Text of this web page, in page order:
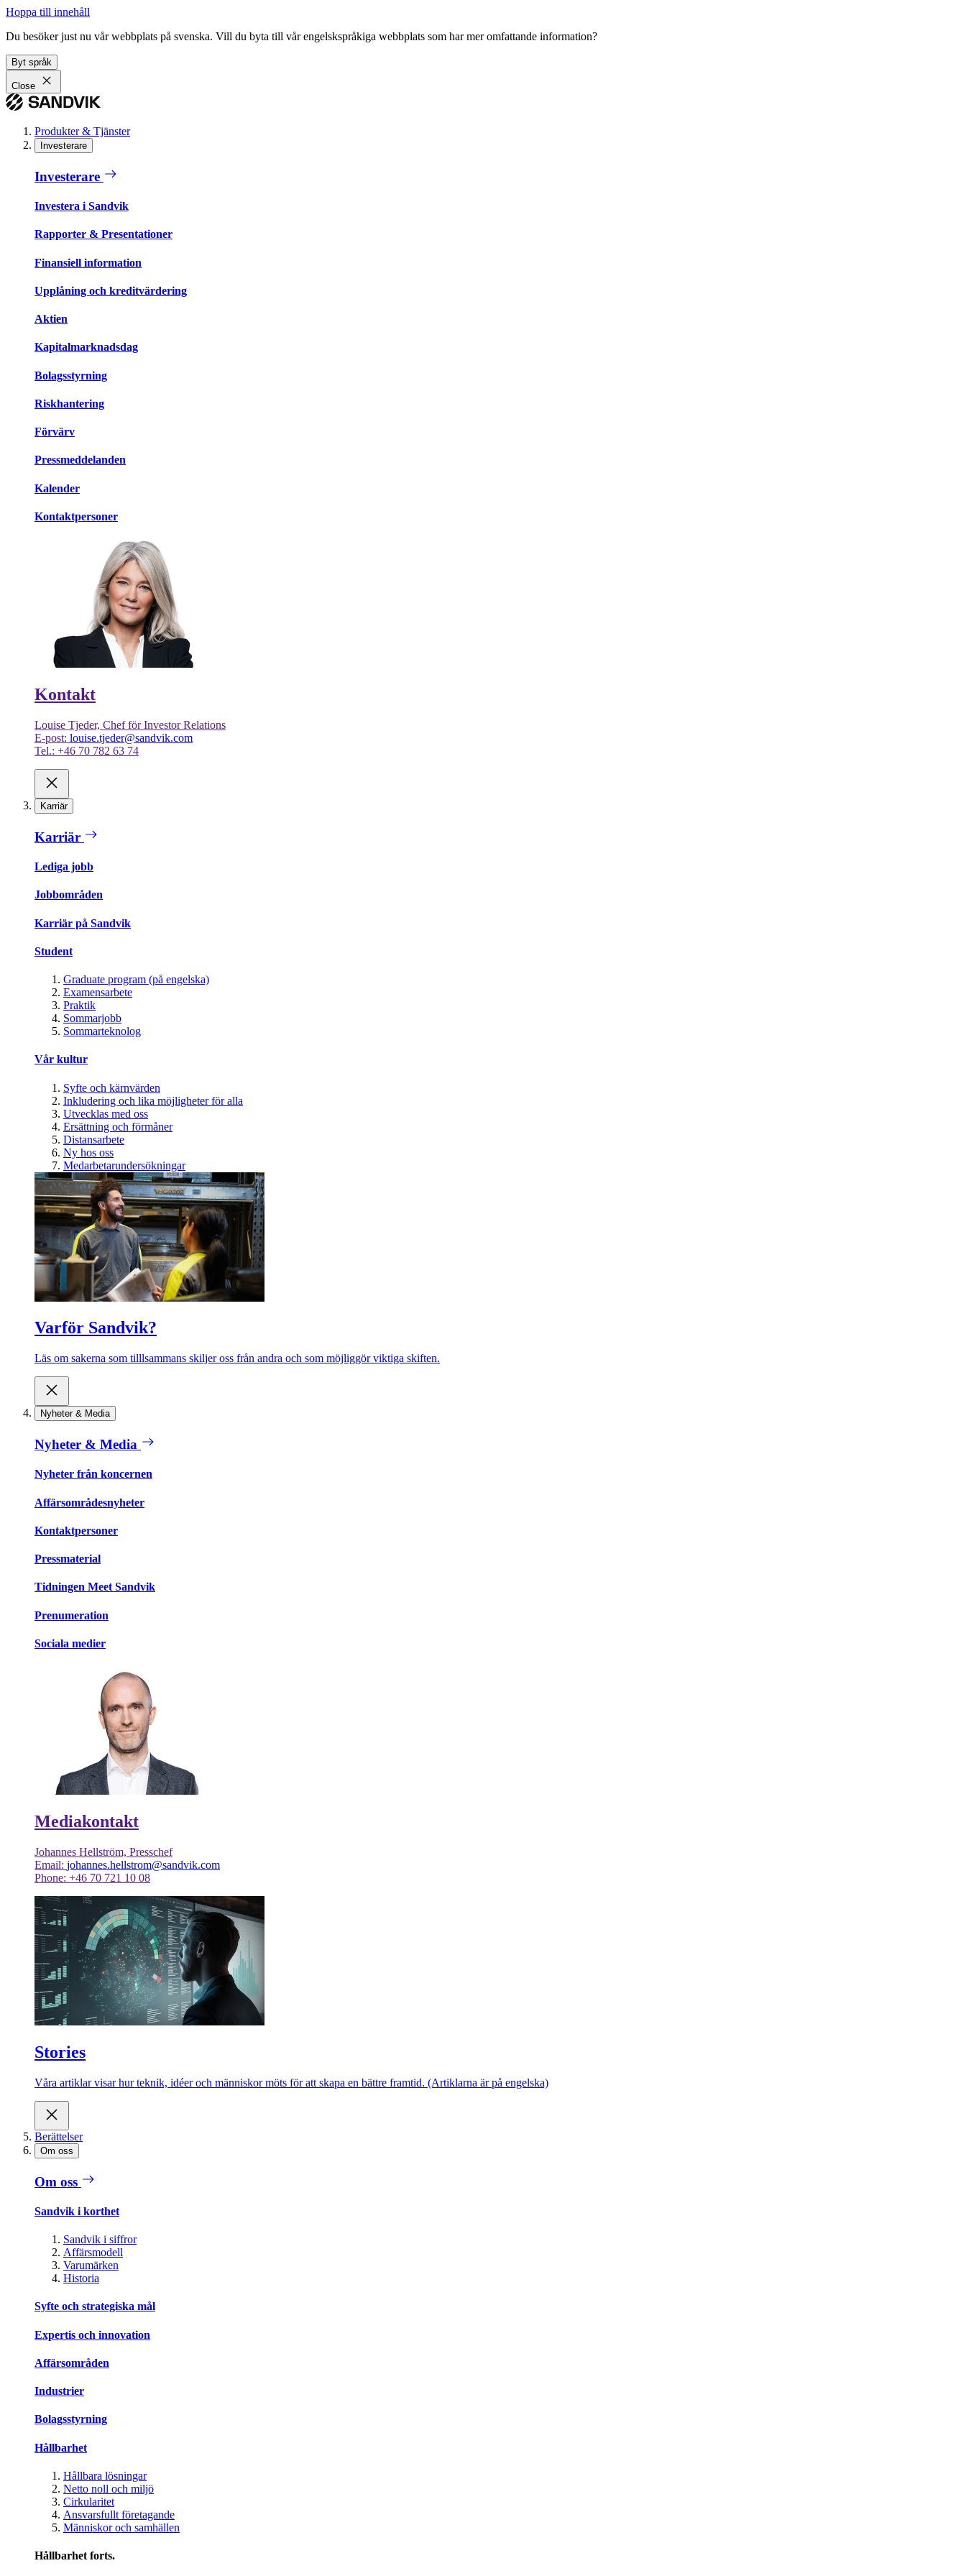
Hoppa till innehåll
Du besöker just nu vår webbplats på svenska. Vill du byta till vår engelskspråkiga webbplats som har mer omfattande information?
Byt språk
Close
Produkter & Tjänster
Investerare
Investerare
Investera i Sandvik
Rapporter & Presentationer
Finansiell information
Upplåning och kreditvärdering
Aktien
Kapitalmarknadsdag
Bolagsstyrning
Riskhantering
Förvärv
Pressmeddelanden
Kalender
Kontaktpersoner
Kontakt
Louise Tjeder, Chef för Investor Relations
E-post: louise.tjeder@sandvik.com
Tel.: +46 70 782 63 74
Karriär
Karriär
Lediga jobb
Jobbområden
Karriär på Sandvik
Student
Graduate program (på engelska)
Examensarbete
Praktik
Sommarjobb
Sommarteknolog
Vår kultur
Syfte och kärnvärden
Inkludering och lika möjligheter för alla
Utvecklas med oss
Ersättning och förmåner
Distansarbete
Ny hos oss
Medarbetarundersökningar
Varför Sandvik?
Läs om sakerna som tilllsammans skiljer oss från andra och som möjliggör viktiga skiften.
Nyheter & Media
Nyheter & Media
Nyheter från koncernen
Affärsområdesnyheter
Kontaktpersoner
Pressmaterial
Tidningen Meet Sandvik
Prenumeration
Sociala medier
Mediakontakt
Johannes Hellström, Presschef
Email: johannes.hellstrom@sandvik.com
Phone: +46 70 721 10 08
Stories
Våra artiklar visar hur teknik, idéer och människor möts för att skapa en bättre framtid. (Artiklarna är på engelska)
Berättelser
Om oss
Om oss
Sandvik i korthet
Sandvik i siffror
Affärsmodell
Varumärken
Historia
Syfte och strategiska mål
Expertis och innovation
Affärsområden
Industrier
Bolagsstyrning
Hållbarhet
Hållbara lösningar
Netto noll och miljö
Cirkularitet
Ansvarsfullt företagande
Människor och samhällen
Hållbarhet forts.